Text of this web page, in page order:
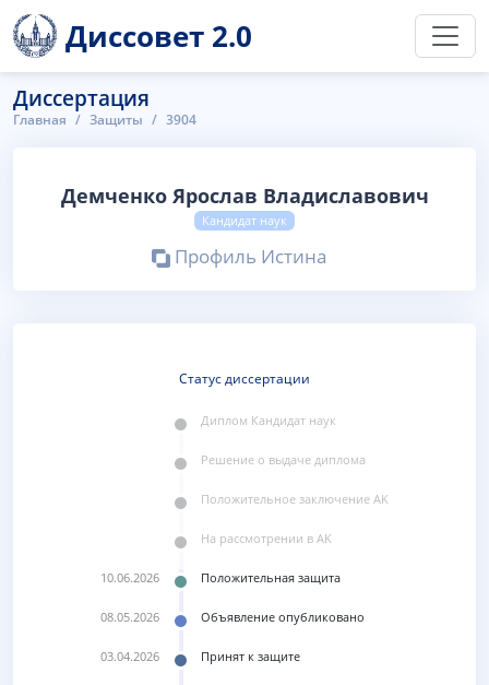
Диссовет 2.0
Диссертация
Главная Защиты 3904
Демченко Ярослав Владиславович
Кандидат наук
Профиль Истина
Статус диссертации
Диплом Кандидат наук
Решение o выдаче диплома
Положительное заключение AK
Ha рассмотрении в AK
10.06.2026 Положительная защита
08.05.2026 Объявление опубликовано
03.04.2026 Принят к защите